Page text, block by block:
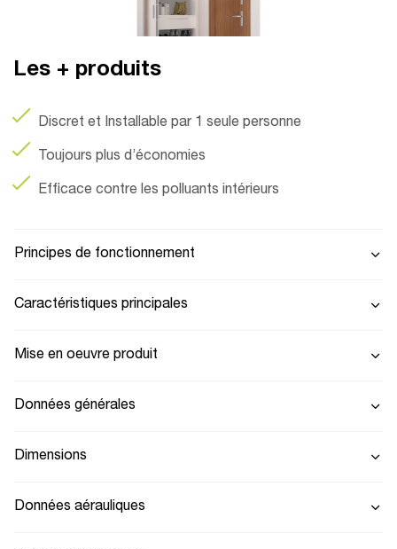
Les + produits
Discret et Installable par 1 seule personne
Toujours plus d’économies
Efficace contre les polluants intérieurs
Principes de fonctionnement
Caractéristiques principales
Mise en oeuvre produit
Données générales
Dimensions
Données aérauliques